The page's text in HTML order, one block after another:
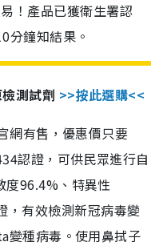
！產品已獲衛生署認
分鐘知結果。
測試劑 >>按此選購<<
網有售，優惠價只要
認證，可供民眾進行自
度96.4%、特異性
，有效檢測新冠病毒變
種病毒。使用鼻拭子